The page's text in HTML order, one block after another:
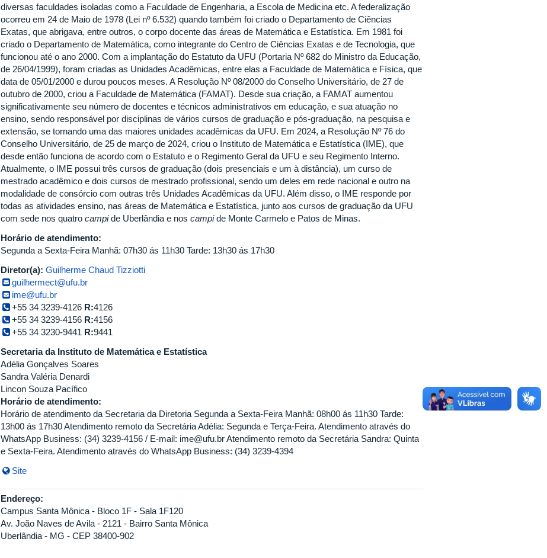
diversas faculdades isoladas como a Faculdade de Engenharia, a Escola de Medicina etc. A federalização
ocorreu em 24 de Maio de 1978 (Lei nº 6.532) quando também foi criado o Departamento de Ciências
Exatas, que abrigava, entre outros, o corpo docente das áreas de Matemática e Estatística. Em 1981 foi
criado o Departamento de Matemática, como integrante do Centro de Ciências Exatas e de Tecnologia, que
funcionou até o ano 2000. Com a implantação do Estatuto da UFU (Portaria Nº 682 do Ministro da Educação,
de 26/04/1999), foram criadas as Unidades Acadêmicas, entre elas a Faculdade de Matemática e Física, que
data de 05/01/2000 e durou poucos meses. A Resolução Nº 08/2000 do Conselho Universitário, de 27 de
outubro de 2000, criou a Faculdade de Matemática (FAMAT). Desde sua criação, a FAMAT aumentou
significativamente seu número de docentes e técnicos administrativos em educação, e sua atuação no
ensino, sendo responsável por disciplinas de vários cursos de graduação e pós-graduação, na pesquisa e
extensão, se tornando uma das maiores unidades acadêmicas da UFU. Em 2024, a Resolução Nº 76 do
Conselho Universitário, de 25 de março de 2024, criou o Instituto de Matemática e Estatística (IME), que
desde então funciona de acordo com o Estatuto e o Regimento Geral da UFU e seu Regimento Interno.
Atualmente, o IME possui três cursos de graduação (dois presenciais e um à distância), um curso de
mestrado acadêmico e dois cursos de mestrado profissional, sendo um deles em rede nacional e outro na
modalidade de consórcio com outras três Unidades Acadêmicas da UFU. Além disso, o IME responde por
todas as atividades ensino, nas áreas de Matemática e Estatística, junto aos cursos de graduação da UFU
com sede nos quatro campide Uberlândia e nos campide Monte Carmelo e Patos de Minas.
Horário de atendimento:
Segunda a Sexta-Feira Manhã: 07h30 ás 11h30 Tarde: 13h30 ás 17h30
Diretor(a): Guilherme Chaud Tizziotti
guilhermect@ufu.br
ime@ufu.br
+55 34 3239-4126 R:4126
+55 34 3239-4156 R:4156
+55 34 3230-9441 R:9441
Secretaria da Instituto de Matemática e Estatística
Adélia Gonçalves Soares
Sandra Valéria Denardi
Lincon Souza Pacífico
Horário de atendimento:
Horário de atendimento da Secretaria da Diretoria Segunda a Sexta-Feira Manhã: 08h00 ás 11h30 Tarde:
13h00 ás 17h30 Atendimento remoto da Secretária Adélia: Segunda e Terça-Feira. Atendimento através do
WhatsApp Business: (34) 3239-4156 / E-mail: ime@ufu.br Atendimento remoto da Secretária Sandra: Quinta
e Sexta-Feira. Atendimento através do WhatsApp Business: (34) 3239-4394
Site
Endereço:
Campus Santa Mônica - Bloco 1F - Sala 1F120
Av. João Naves de Avila - 2121 - Bairro Santa Mônica
Uberlândia - MG - CEP 38400-902